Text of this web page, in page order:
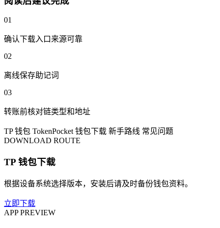
01
确认下载入口来源可靠
02
离线保存助记词
03
转账前核对链类型和地址
TP 钱包 TokenPocket 钱包下载 新手路线 常见问题
DOWNLOAD ROUTE
TP 钱包下载
根据设备系统选择版本，安装后请及时备份钱包资料。
立即下载
APP PREVIEW